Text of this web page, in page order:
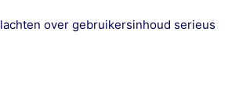
over gebruikersinhoud serieus